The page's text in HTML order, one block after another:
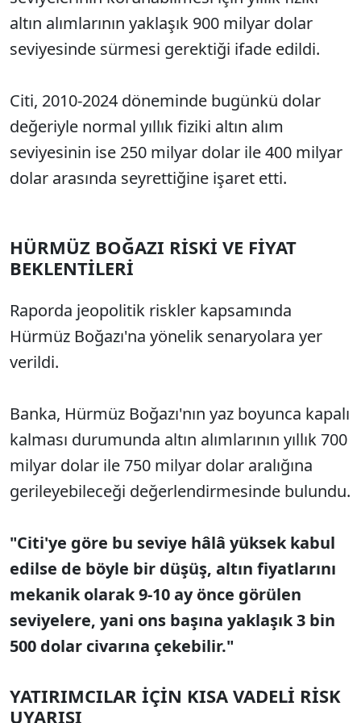
altın alımlarının yaklaşık 900 milyar dolar
seviyesinde sürmesi gerektiği ifade edildi.
Citi, 2010-2024 döneminde bugünkü dolar
değeriyle normal yıllık fiziki altın alım
seviyesinin ise 250 milyar dolar ile 400 milyar
dolar arasında seyrettiğine işaret etti.
HÜRMÜZ BOĞAZI RİSKİ VE FİYAT
BEKLENTİLERİ
Raporda jeopolitik riskler kapsamında
Hürmüz Boğazı'na yönelik senaryolara yer
verildi.
Banka, Hürmüz Boğazı'nın yaz boyunca kapalı
kalması durumunda altın alımlarının yıllık 700
milyar dolar ile 750 milyar dolar aralığına
gerileyebileceği değerlendirmesinde bulundu.
"Citi'ye göre bu seviye hâlâ yüksek kabul
edilse de böyle bir düşüş, altın fiyatlarını
mekanik olarak 9-10 ay önce görülen
seviyelere, yani ons başına yaklaşık 3 bin
500 dolar civarına çekebilir."
YATIRIMCILAR İÇİN KISA VADELİ RİSK
UYARISI